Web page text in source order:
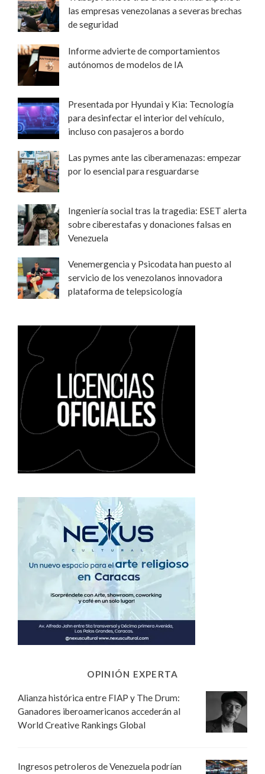
las empresas venezolanas a severas brechas
de seguridad
Informe advierte de comportamientos
autónomos de modelos de IA
Presentada por Hyundai y Kia: Tecnología
para desinfectar el interior del vehículo,
incluso con pasajeros a bordo
Las pymes ante las ciberamenazas: empezar
por lo esencial para resguardarse
Ingeniería social tras la tragedia: ESET alerta
sobre ciberestafas y donaciones falsas en
Venezuela
Venemergencia y Psicodata han puesto al
servicio de los venezolanos innovadora
plataforma de telepsicología
OPINIÓN EXPERTA
Alianza histórica entre FIAP y The Drum:
Ganadores iberoamericanos accederán al
World Creative Rankings Global
Ingresos petroleros de Venezuela podrían